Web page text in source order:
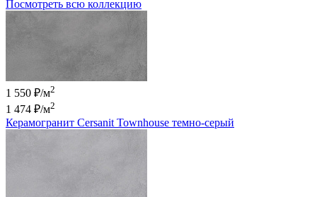
Посмотреть всю коллекцию
1 550 ₽/м2
1 474 ₽/м2
Керамогранит Cersanit Townhouse темно-серый